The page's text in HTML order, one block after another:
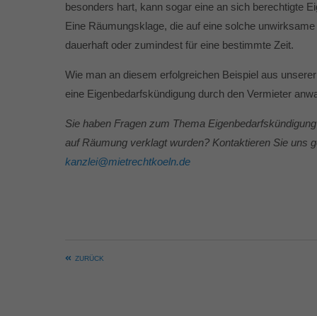
besonders hart, kann sogar eine an sich berechtigte
Eine Räumungsklage, die auf eine solche
dauerhaft oder zumindest für eine bestimmte Zeit.
Wie man an diesem erfolgreichen Beispiel aus
eine Eigenbedarfskündigung durch den Vermieter
Sie haben Fragen zum Thema
auf Räumung verklagt wurden? Kontaktieren Sie uns
kanzlei@mietrechtkoeln.de
ZURÜCK